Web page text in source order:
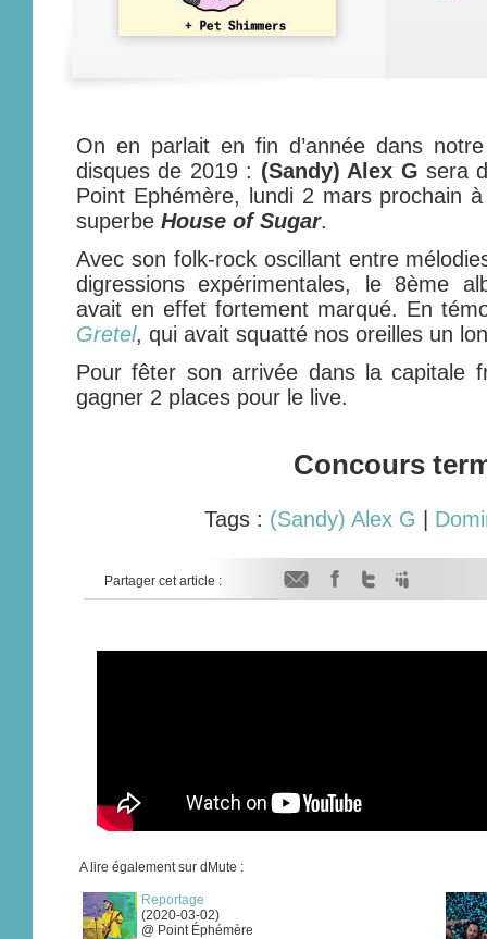
On en parlait en fin d’année dans
disques de 2019 : (Sandy) Alex G sera
Point Ephémère, lundi 2 mars prochain
superbe House of Sugar.
Avec son folk-rock oscillant entre
digressions expérimentales, le 8ème
avait en effet fortement marqué. En
Gretel, qui avait squatté nos oreilles un
Pour fêter son arrivée dans la capitale
gagner 2 places pour le live.
Concours
Tags : (Sandy) Alex G
Partager cet article :
A lire également sur dMute :
Reportage
(2020-03-02)
@ Point Éphémère